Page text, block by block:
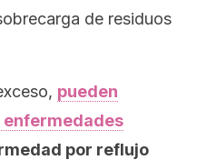
de residuos
pueden
enfermedades
por reflujo